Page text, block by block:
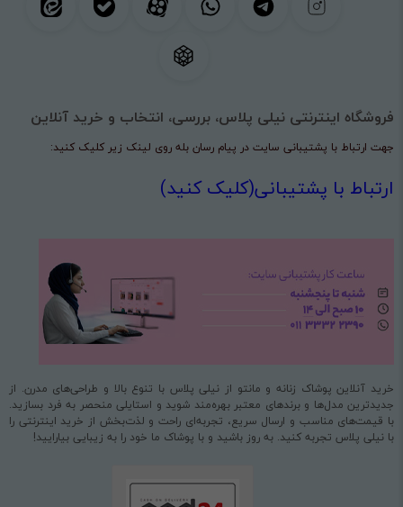
فروشگاه اینترنتی نیلی پلاس، بررسی، انتخاب و خرید آنلاین
جهت ارتباط با پشتیبانی سایت در پیام رسان بله روی لینک زیر کلیک کنید:
ارتباط با پشتیبانی(کلیک کنید)
خرید آنلاین پوشاک زنانه و مانتو از نیلی پلاس با تنوع بالا و طراحی‌های مدرن. از
جدیدترین مدل‌ها و برندهای معتبر بهره‌مند شوید و استایلی منحصر به فرد بسازید.
با قیمت‌های مناسب و ارسال سریع، تجربه‌ای راحت و لذت‌بخش از خرید اینترنتی را
با نیلی پلاس تجربه کنید. به روز باشید و با پوشاک ما خود را به زیبایی بیارایید!